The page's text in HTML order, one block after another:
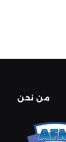
من نحن